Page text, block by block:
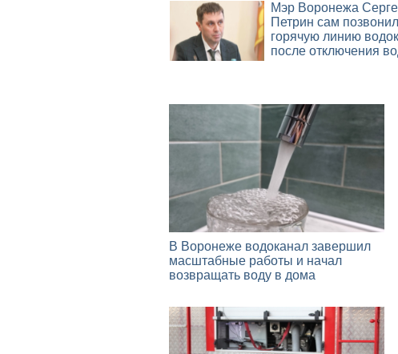
Мэр Воронежа
Петрин сам
горячую линию
после отключения
В Воронеже водоканал завершил
масштабные работы и начал
возвращать воду в дома